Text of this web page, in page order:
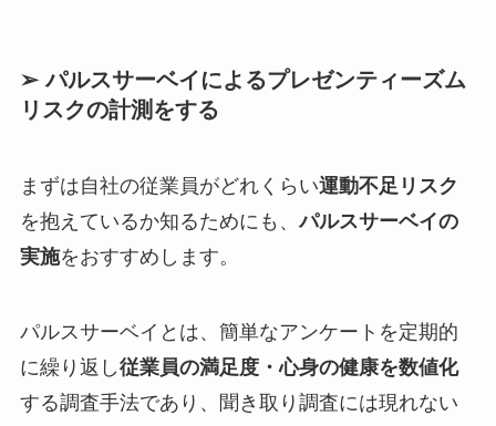
➢ パルスサーベイによるプレゼンティーズム
リスクの計測をする
まずは自社の従業員がどれくらい運動不足リスク
を抱えているか知るためにも、パルスサーベイの
実施をおすすめします。
パルスサーベイとは、簡単なアンケートを定期的
に繰り返し従業員の満足度・心身の健康を数値化
する調査手法であり、聞き取り調査には現れない